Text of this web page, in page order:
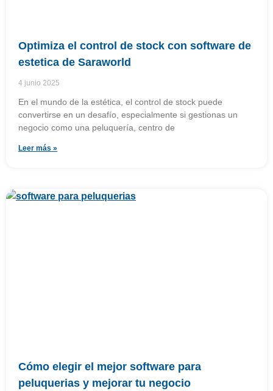
Optimiza el control de stock con software de
estetica de Saraworld
4 junio 2025
En el mundo de la estética, el control de stock puede
convertirse en un desafío, especialmente si gestionas un
negocio como una peluquería, centro de
Leer más »
Cómo elegir el mejor software para
peluquerias y mejorar tu negocio